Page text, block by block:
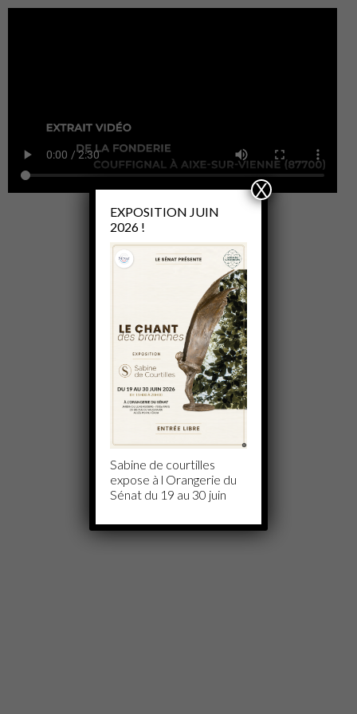
EXPOSITION JUIN
2026 !
Sabine de courtilles
expose à l Orangerie du
Sénat du 19 au 30 juin
X